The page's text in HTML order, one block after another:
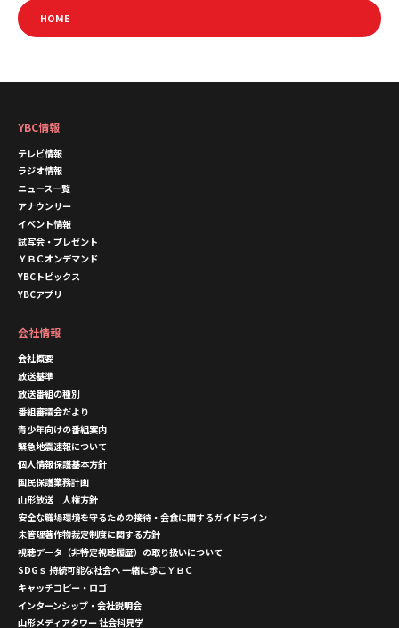
HOME
YBC情報
テレビ情報
ラジオ情報
ニュース一覧
アナウンサー
イベント情報
試写会・プレゼント
ＹＢＣオンデマンド
YBCトピックス
YBCアプリ
会社情報
会社概要
放送基準
放送番組の種別
番組審議会だより
青少年向けの番組案内
緊急地震速報について
個人情報保護基本方針
国民保護業務計画
山形放送 人権方針
安全な職場環境を守るための接待・会食に関するガイドライン
未管理著作物裁定制度に関する方針
視聴データ（非特定視聴履歴）の取り扱いについて
SDGｓ 持続可能な社会へ 一緒に歩こＹＢＣ
キャッチコピー・ロゴ
インターンシップ・会社説明会
山形メディアタワー 社会科見学